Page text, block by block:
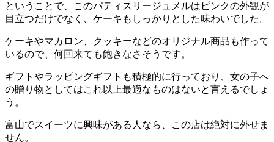
ということで、このパティスリージュメルはピンクの外観が
目立つだけでなく、ケーキもしっかりとした味わいでした。
ケーキやマカロン、クッキーなどのオリジナル商品も作って
いるので、何回来ても飽きなさそうです。
ギフトやラッピングギフトも積極的に行っており、女の子へ
の贈り物としてはこれ以上最適なものはないと言えるでしょ
う。
富山でスイーツに興味がある人なら、この店は絶対に外せま
せん。